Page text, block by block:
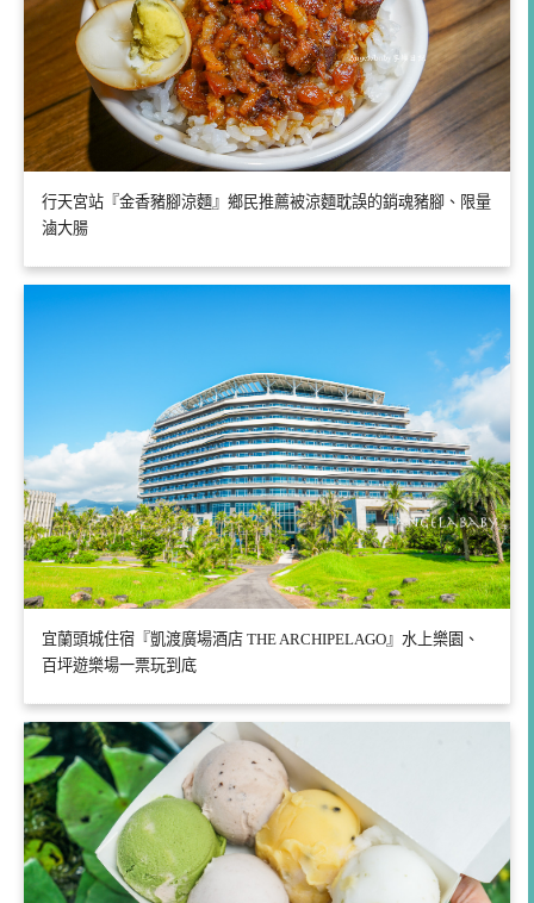
行天宮站『金香豬腳涼麵』鄉民推薦被涼麵耽誤的銷魂豬腳、限量
滷大腸
宜蘭頭城住宿『凱渡廣場酒店 THE ARCHIPELAGO』水上樂園、
百坪遊樂場一票玩到底